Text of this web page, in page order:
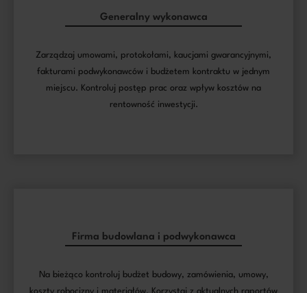
Generalny wykonawca
Zarządzaj umowami, protokołami, kaucjami gwarancyjnymi,
fakturami podwykonawców i budżetem kontraktu w jednym
miejscu. Kontroluj postęp prac oraz wpływ kosztów na
rentowność inwestycji.
Firma budowlana i podwykonawca
Na bieżąco kontroluj budżet budowy, zamówienia, umowy,